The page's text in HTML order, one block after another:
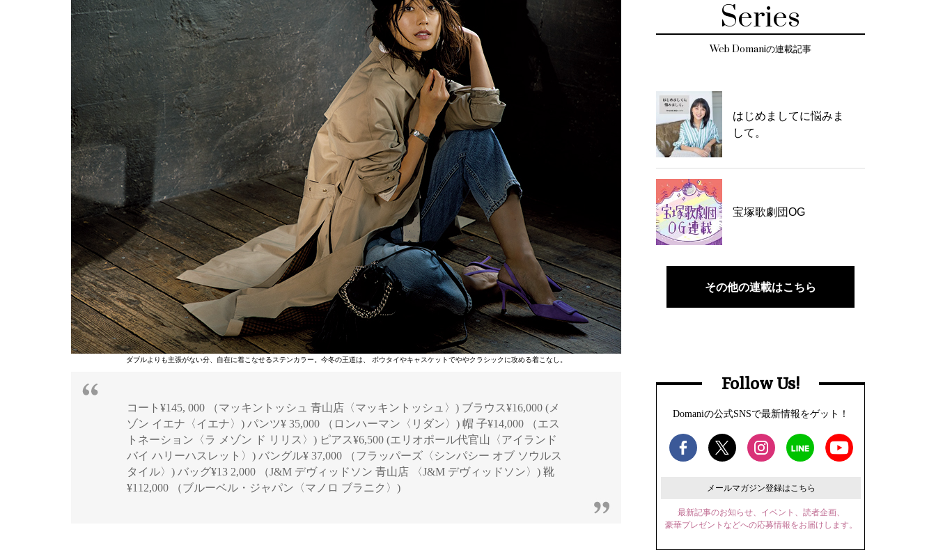
ダブルよりも主張がない分、自在に着こなせるステンカラー。今冬の王道は、 ボウタイやキャスケットでややクラシックに攻める着こなし。
コート¥145, 000 （マッキントッシュ 青山店〈マッキントッシュ〉) ブラウス¥16,000 (メ
ゾン イエナ〈イエナ〉) パンツ¥ 35,000 （ロンハーマン〈リダン〉) 帽 子¥14,000 （エス
トネーション〈ラ メゾン ド リリス〉) ピアス¥6,500 (エリオポール代官山〈アイランド
バイ ハリーハスレット〉) バングル¥ 37,000 （フラッパーズ〈シンパシー オブ ソウルス
タイル〉) バッグ¥13 2,000 （J&M デヴィッドソン 青山店 〈J&M デヴィッドソン〉) 靴
¥112,000 （ブルーベル・ジャパン〈マノロ ブラニク〉)
Series
Web Domaniの連載記事
はじめましてに悩みま
して。
宝塚歌劇団OG
その他の連載はこちら
Follow Us!
Domaniの公式SNSで最新情報をゲット！
メールマガジン登録はこちら
最新記事のお知らせ、イベント、読者企画、
豪華プレゼントなどへの応募情報をお届けします。